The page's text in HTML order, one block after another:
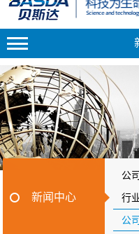
新闻中心
公
行
公